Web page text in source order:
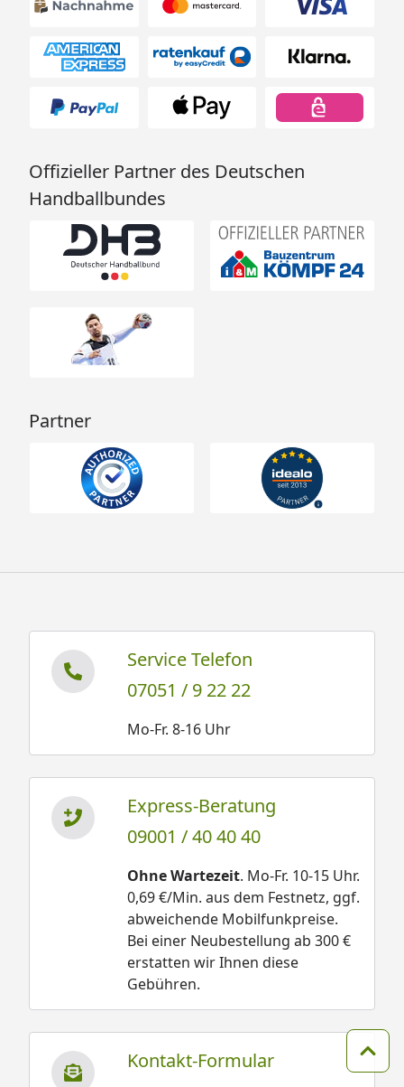
Offizieller Partner des Deutschen
Handballbundes
Partner
Service Telefon
07051 / 9 22 22
Mo-Fr. 8-16 Uhr
Express-Beratung
09001 / 40 40 40
Ohne Wartezeit. Mo-Fr. 10-15 Uhr.
0,69 €/Min. aus dem Festnetz, ggf.
abweichende Mobilfunkpreise.
Bei einer Neubestellung ab 300 €
erstatten wir Ihnen diese
Gebühren.
Kontakt-Formular